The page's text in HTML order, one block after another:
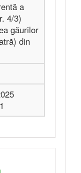
a
4/3)
găurilor
din